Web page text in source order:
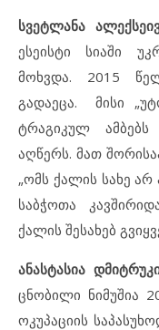
სვეტლანა
ესეისტი სიაში
მოხვდა. 2015
გადაეცა. მისი
ტრაგიკულ
აღწერს. მათ
„ომს ქალის სახე
საბჭოთა
ქალის შესახებ
ანასტასია
ცნობილი ნიმუშია
ოკუპაციის